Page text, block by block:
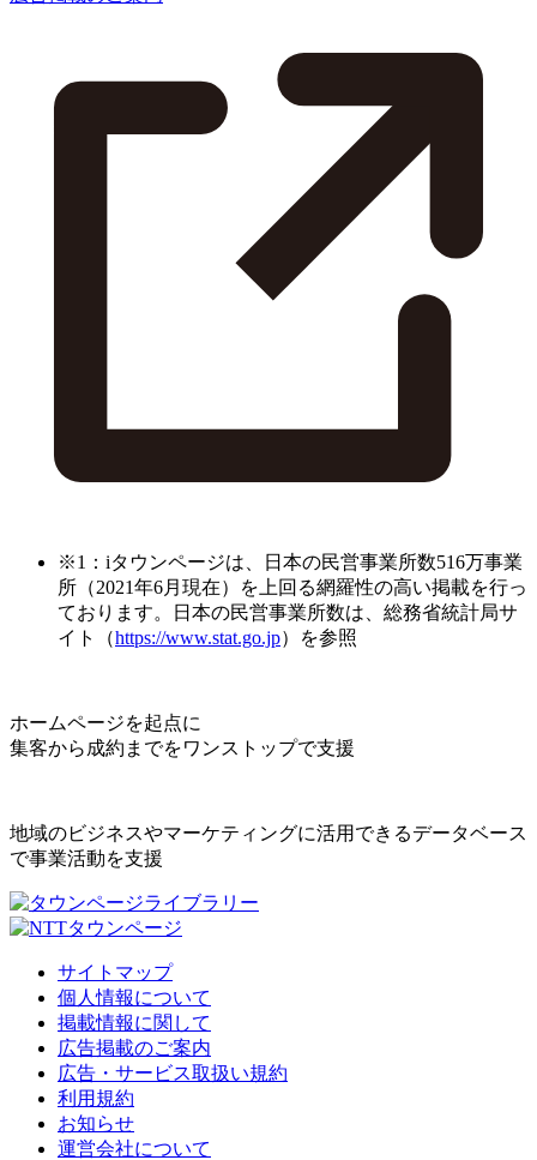
※1：iタウンページは、日本の民営事業所数516万事業
所（2021年6月現在）を上回る網羅性の高い掲載を行っ
ております。日本の民営事業所数は、総務省統計局サ
イト（https://www.stat.go.jp）を参照
ホームページを起点に
集客から成約までをワンストップで支援
地域のビジネスやマーケティングに活用できるデータベース
で事業活動を支援
サイトマップ
個人情報について
掲載情報に関して
広告掲載のご案内
広告・サービス取扱い規約
利用規約
お知らせ
運営会社について